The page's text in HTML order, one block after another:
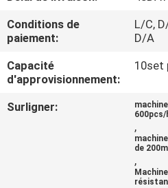
CONTRÔLE
DE
QUALITÉ
Conditions de
paiement:
L/C,
D/A
Capacité
d'approvisionnement:
10set
Surligner:
600pcs/
,
de
,